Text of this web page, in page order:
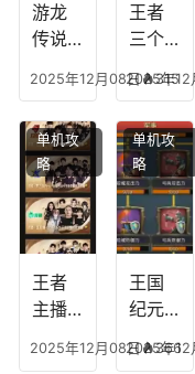
游龙
传说
能，
游龙
传说
多少
级能
挖矿
2025年12月08日 315
王者
三个
加
点，
王者
技能
可以
放三
个是
什么
模式
2025年12
王者
主播
2025年12月08日 366
单机攻
略
王国
纪元
搭
2025年12
单机攻
略